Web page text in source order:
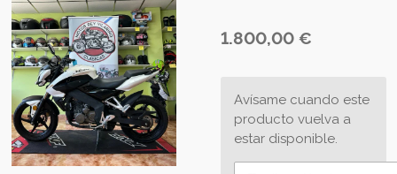
1.800,00 €
Avísame cuando este
producto vuelva a
estar disponible.